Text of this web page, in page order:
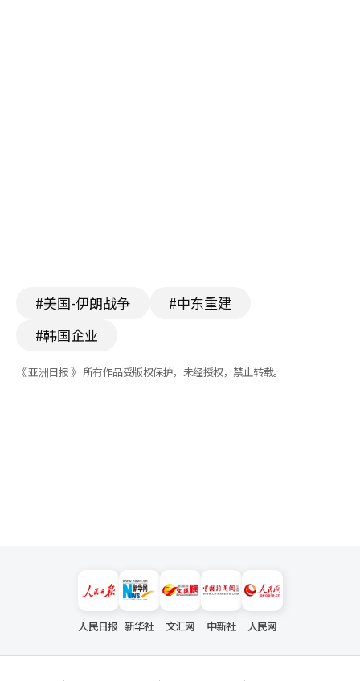
#美国-伊朗战争
#中东重建
#韩国企业
《 亚洲日报 》 所有作品受版权保护，未经授权，禁止转载。
人民日报 新华社 文汇网 中新社 人民网